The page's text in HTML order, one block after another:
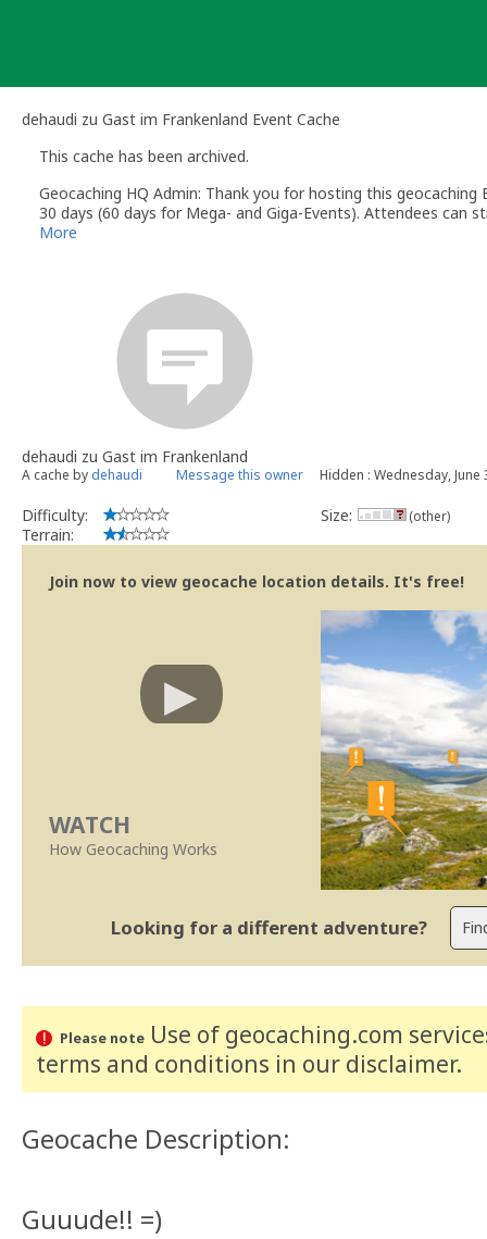
dehaudi zu Gast im Frankenland Event Cache
This cache has been archived.
Geocaching HQ Admin: Thank you for hosting this
30 days (60 days for Mega- and Giga-Events). Attendees can
More
dehaudi zu Gast im Frankenland
A cache by dehaudi Message this owner Hidden : Wednesday, June
Difficulty:
Terrain:
Size: (other)
Join now to view geocache location details. It's free!
WATCH
How Geocaching Works
Looking for a different adventure?
Please noteUse of geocaching.com
terms and conditions in our disclaimer.
Geocache Description:
Guuude!! =)